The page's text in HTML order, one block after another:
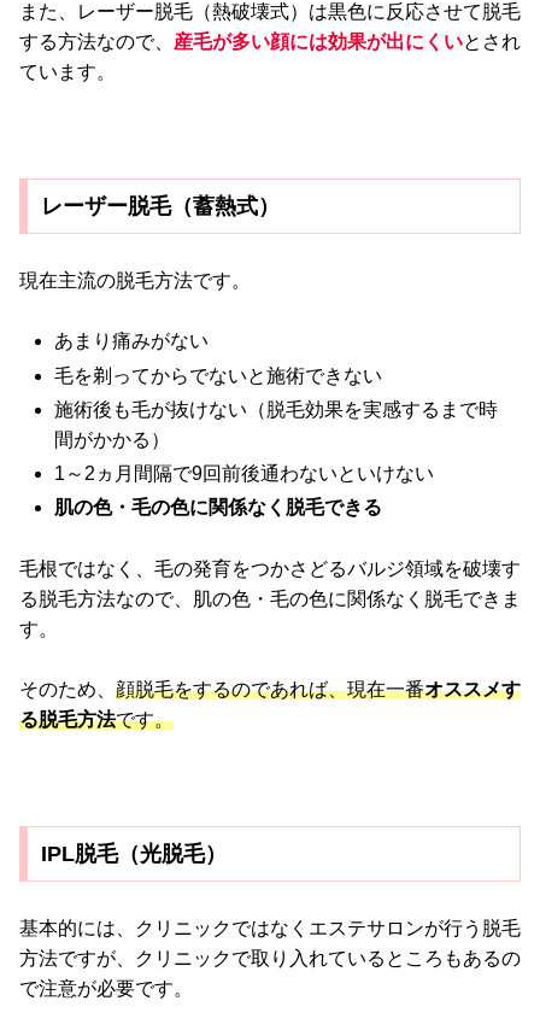
また、レーザー脱毛（熱破壊式）は黒色に反応させて脱毛
する方法なので、 産毛が多い顔には効果が出にくいとされ
ています。
レーザー脱毛（蓄熱式）
現在主流の脱毛方法です。
あまり痛みがない
毛を剃ってからでないと施術できない
施術後も毛が抜けない（脱毛効果を実感するまで時
間がかかる）
1～2ヵ月間隔で9回前後通わないといけない
肌の色・毛の色に関係なく脱毛できる
毛根ではなく、毛の発育をつかさどるバルジ領域を破壊す
る脱毛方法なので、肌の色・毛の色に関係なく脱毛できま
す。
そのため、 顔脱毛をするのであれば、現在一番オススメす
る脱毛方法です。
IPL脱毛（光脱毛）
基本的には、クリニックではなくエステサロンが行う脱毛
方法ですが、クリニックで取り入れているところもあるの
で注意が必要です。